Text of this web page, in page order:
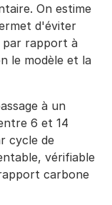
On estime
d'éviter
par rapport à
le modèle et la
à un
6 et 14
cycle de
vérifiable
carbone